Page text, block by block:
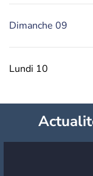
Dimanche 09
Lundi 10